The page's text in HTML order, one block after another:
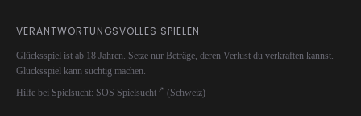
VERANTWORTUNGSVOLLES SPIELEN
Glücksspiel ist ab 18 Jahren. Setze nur Beträge, deren Verlust du verkraften kannst.
Glücksspiel kann süchtig machen.
Hilfe bei Spielsucht: SOS Spielsucht (Schweiz)